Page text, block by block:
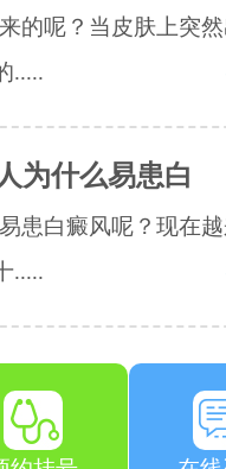
的呢？当皮肤上突
.....
为什么易患白
患白癜风呢？现在
.....